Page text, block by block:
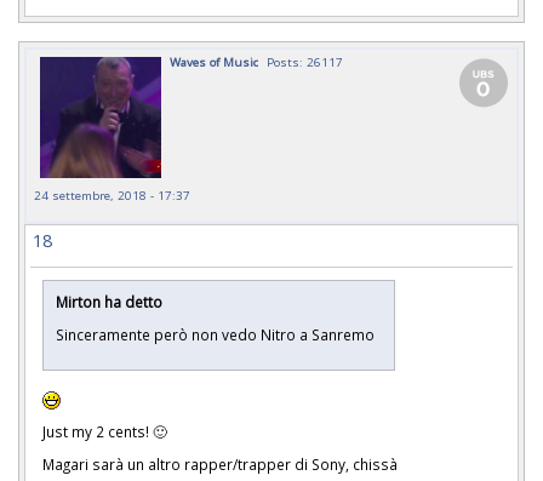
Waves of Music Posts: 26117
24 settembre, 2018 - 17:37
18
Mirton ha detto
Sinceramente però non vedo Nitro a Sanremo
Just my 2 cents! 🙂
Magari sarà un altro rapper/trapper di Sony, chissà